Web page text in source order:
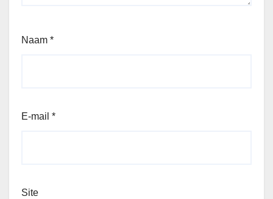
Naam *
E-mail *
Site